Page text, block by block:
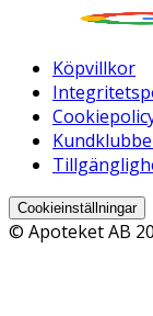
Köpvillkor
Cookieinställningar
© Apoteket AB